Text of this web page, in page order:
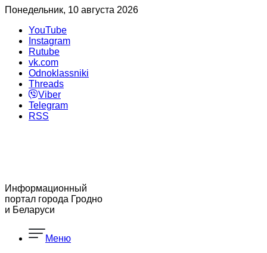
Понедельник, 10 августа 2026
YouTube
Instagram
Rutube
vk.com
Odnoklassniki
Threads
Viber
Telegram
RSS
Информационный
портал города Гродно
и Беларуси
Меню